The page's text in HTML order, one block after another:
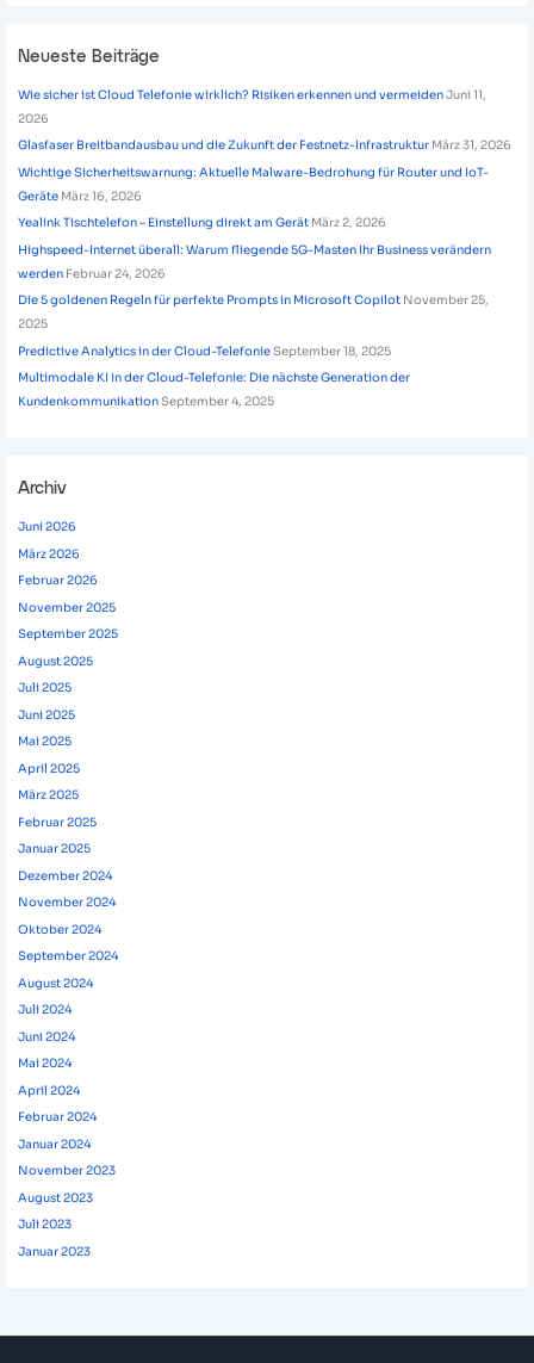
Neueste Beiträge
Wie sicher ist Cloud Telefonie wirklich? Risiken erkennen und vermeidenJuni 11,
2026
Glasfaser Breitbandausbau und die Zukunft der Festnetz-Infrastruktur März 31, 2026
Wichtige Sicherheitswarnung: Aktuelle Malware-Bedrohung für Router und IoT-
Geräte März 16, 2026
Yealink Tischtelefon – Einstellung direkt am Gerät März 2, 2026
Highspeed-Internet überall: Warum fliegende 5G-Masten Ihr Business verändern
werden Februar 24, 2026
Die 5 goldenen Regeln für perfekte Prompts in Microsoft Copilot November 25,
2025
Predictive Analytics in der Cloud-TelefonieSeptember 18, 2025
Multimodale KI in der Cloud-Telefonie: Die nächste Generation der
KundenkommunikationSeptember 4, 2025
Archiv
Juni 2026
März 2026
Februar 2026
November 2025
September 2025
August 2025
Juli 2025
Juni 2025
Mai 2025
April 2025
März 2025
Februar 2025
Januar 2025
Dezember 2024
November 2024
Oktober 2024
September 2024
August 2024
Juli 2024
Juni 2024
Mai 2024
April 2024
Februar 2024
Januar 2024
November 2023
August 2023
Juli 2023
Januar 2023